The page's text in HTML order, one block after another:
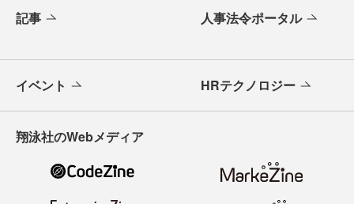
記事 人事法令ポータル
イベント HRテクノロジー
翔泳社のWebメディア